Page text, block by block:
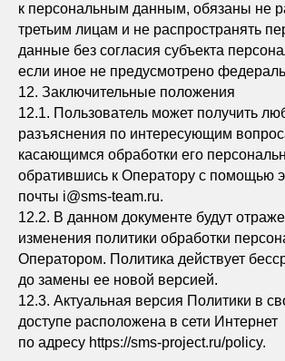
к персональным данным, обязаны не
третьим лицам и не распространять
данные без согласия субъекта
если иное не предусмотрено
12. Заключительные положения
12.1. Пользователь может получить
разъяснения по интересующим
касающимся обработки его
обратившись к Оператору с помощью
почты i@sms-team.ru.
12.2. В данном документе будут
изменения политики обработки
Оператором. Политика действует
до замены ее новой версией.
12.3. Актуальная версия Политики в
доступе расположена в сети Интернет
по адресу https://sms-project.ru/policy.